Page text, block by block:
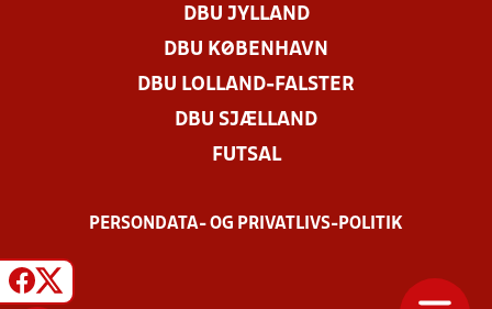
DBU JYLLAND
DBU KØBENHAVN
DBU LOLLAND-FALSTER
DBU SJÆLLAND
FUTSAL
PERSONDATA- OG PRIVATLIVS-POLITIK